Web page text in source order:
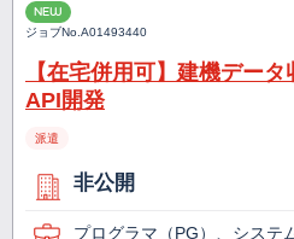
NEW
ジョブNo.A01493440
【在宅併用可】建機デー
API開発
派遣
非公開
プログラマ（PG）、システ